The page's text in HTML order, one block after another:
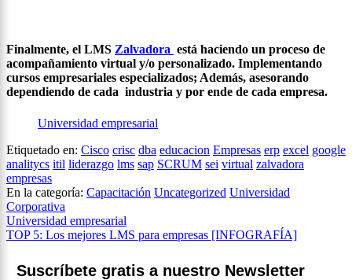
Finalmente, el LMS Zalvadora está haciendo un proceso de
acompañamiento virtual y/o personalizado. Implementando
cursos empresariales especializados; Además, asesorando
dependiendo de cada industria y por ende de cada empresa.
Universidad empresarial
Etiquetado en: Cisco crisc dba educacion Empresas erp excel google
analitycs itil liderazgo lms sap SCRUM sei virtual zalvadora
empresas
En la categoría: Capacitación Uncategorized Universidad
Corporativa
Navegación
de
entradas
Universidad empresarial
TOP 5: Los mejores LMS para empresas [INFOGRAFÍA]
Suscríbete gratis a nuestro Newsletter